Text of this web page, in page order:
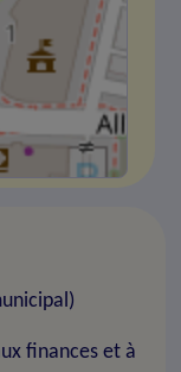
finances et à